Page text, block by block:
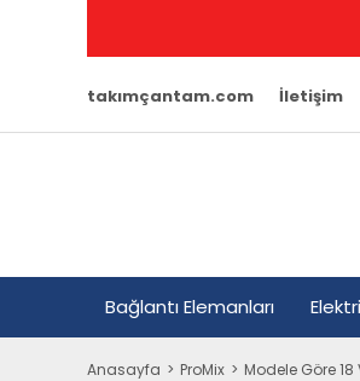
takımçantam.com İletişim
Bağlantı Elemanları
Anasayfa ProMix Modele Göre 18